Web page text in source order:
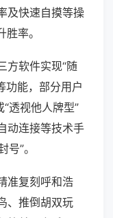
及快速自摸等操
率。
方软件实现“随
功能，部分用户
透视他人牌型”
动连接等技术手
”。
准复刻呼和浩
、推倒胡双玩